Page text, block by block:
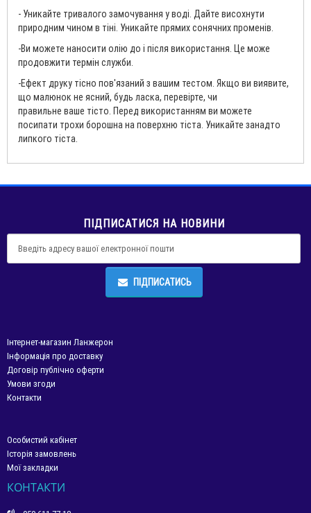
- Уникайте тривалого замочування у воді. Дайте висохнути
природним чином в тіні. Уникайте прямих сонячних променів.
-Ви можете наносити олію до і після використання. Це може
продовжити термін служби.
-Ефект друку тісно пов'язаний з вашим тестом. Якщо ви виявите,
що малюнок не ясний, будь ласка, перевірте, чи
правильне ваше тісто. Перед використанням ви можете
посипати трохи борошна на поверхню тіста. Уникайте занадто
липкого тіста.
ПІДПИСАТИСЯ НА НОВИНИ
ПІДПИСАТИСЬ
Інтернет-магазин Ланжерон
Інформація про доставку
Договір публічно оферти
Умови згоди
Контакти
Особистий кабінет
Історія замовлень
Мої закладки
КОНТАКТИ